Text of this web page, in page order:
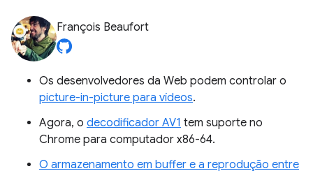
François Beaufort
Os desenvolvedores da Web podem controlar o
picture-in-picture para vídeos.
Agora, o decodificador AV1 tem suporte no
Chrome para computador x86-64.
O armazenamento em buffer e a reprodução entre